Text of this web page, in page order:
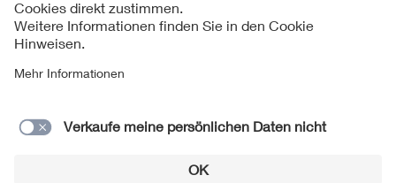
Datenschutzinformationen
Cookie Hinweise
Compliance
Jahresarchiv
© 2026 VDE Verband der Elektrotechnik Elektronik